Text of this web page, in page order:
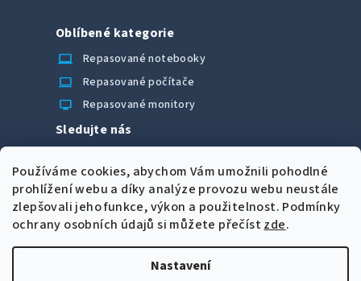
Používáme cookies, abychom Vám umožnili pohodlné
prohlížení webu a díky analýze provozu webu neustále
zlepšovali jeho funkce, výkon a použitelnost. Podmínky
ochrany osobních údajů si můžete přečíst zde.
Nastavení
Oblíbené kategorie
laptop_chromebook
Repasované notebooky
computer Repasované počítače
monitor Repasované monitory
Sledujte nás
Možnosti úhrady